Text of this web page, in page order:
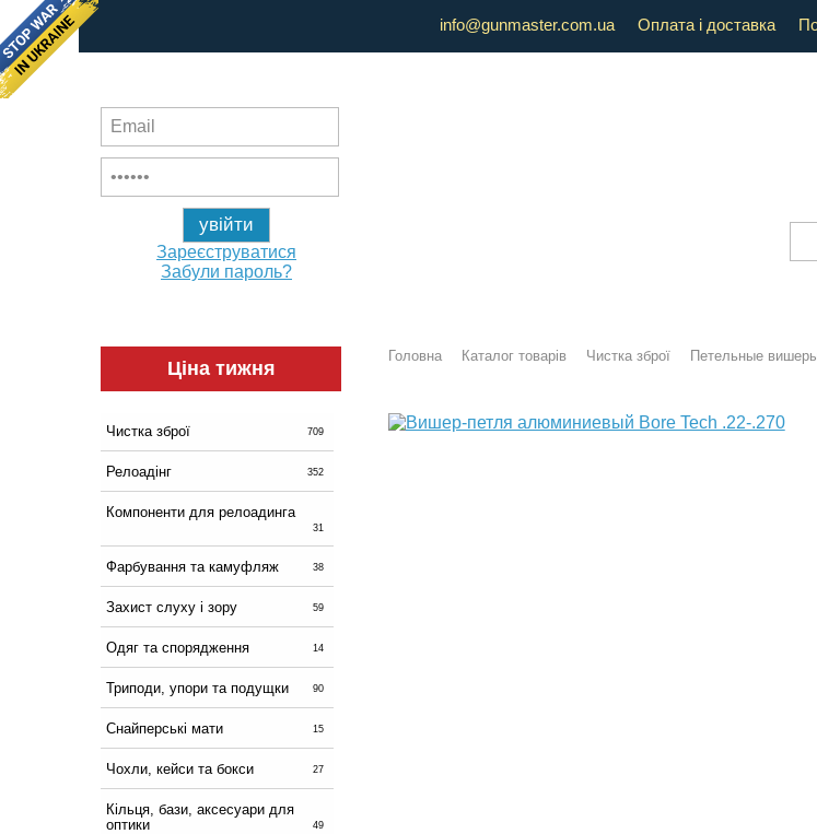
info@gunmaster.com.ua Оплата і доставка
Зареєструватися
Забули пароль?
Ціна тижня
Чистка зброї 709
Релоадінг 352
Компоненти для релоадинга
31
Фарбування та камуфляж 38
Захист слуху і зору 59
Одяг та спорядження 14
Триподи, упори та подущки 90
Снайперські мати 15
Чохли, кейси та бокси 27
Кільця, бази, аксесуари для
оптики
49
Головна Каталог товарів Чистка зброї Петельные